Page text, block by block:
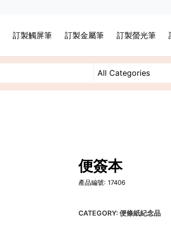
訂製觸屏筆 訂製金屬筆 訂製螢光筆
便簽本
產品編號: 17406
CATEGORY:便條紙紀念品